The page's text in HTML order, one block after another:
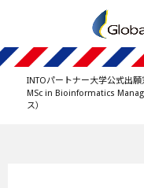
INTOパートナー大学公式出
MSc in Bioinformatics
ス）